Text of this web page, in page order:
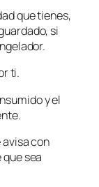
que tienes,
si
ti.
y el
avisa con
sea